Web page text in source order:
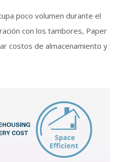
poco volumen durante el
con los tambores, Paper
costos de almacenamiento y